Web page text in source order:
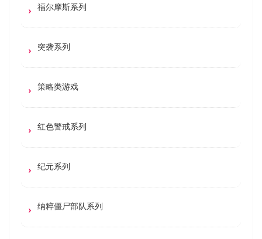
福尔摩斯系列
突袭系列
策略类游戏
红色警戒系列
纪元系列
纳粹僵尸部队系列